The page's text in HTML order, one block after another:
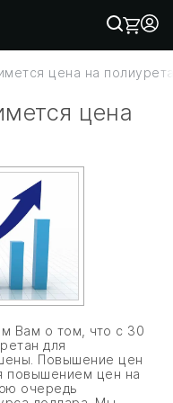
цена на
цена
Вам о том, что с 30
для
Повышение цен
повышением цен на
очередь